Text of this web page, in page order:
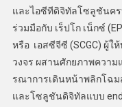
และไอซีทีดิจิทัลโซลูชันค
ร่วมมือกับ เร็ปโก เน็กซ์
หรือ เอสซีจีซี (SCGC) ผู้
วงจร ผสานศักยภาพความ
รณาการเดินหน้าพลิกโฉม
และโซลูชันดิจิทัลแบบ